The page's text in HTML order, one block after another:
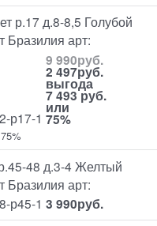
р.17 д.8-8,5 Голубой
Бразилия арт:
р17-1
9 990руб.
2 497руб.
выгода
7 493 руб.
или
75%
48 д.3-4 Желтый
Бразилия арт:
р45-1 3 990руб.